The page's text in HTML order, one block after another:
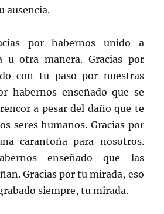
ausencia.
por habernos unido a
u otra manera. Gracias por
con tu paso por nuestras
habernos enseñado que se
a pesar del daño que te
seres humanos. Gracias por
carantoña para nosotros.
enseñado que las
Gracias por tu mirada, eso
siempre, tu mirada.